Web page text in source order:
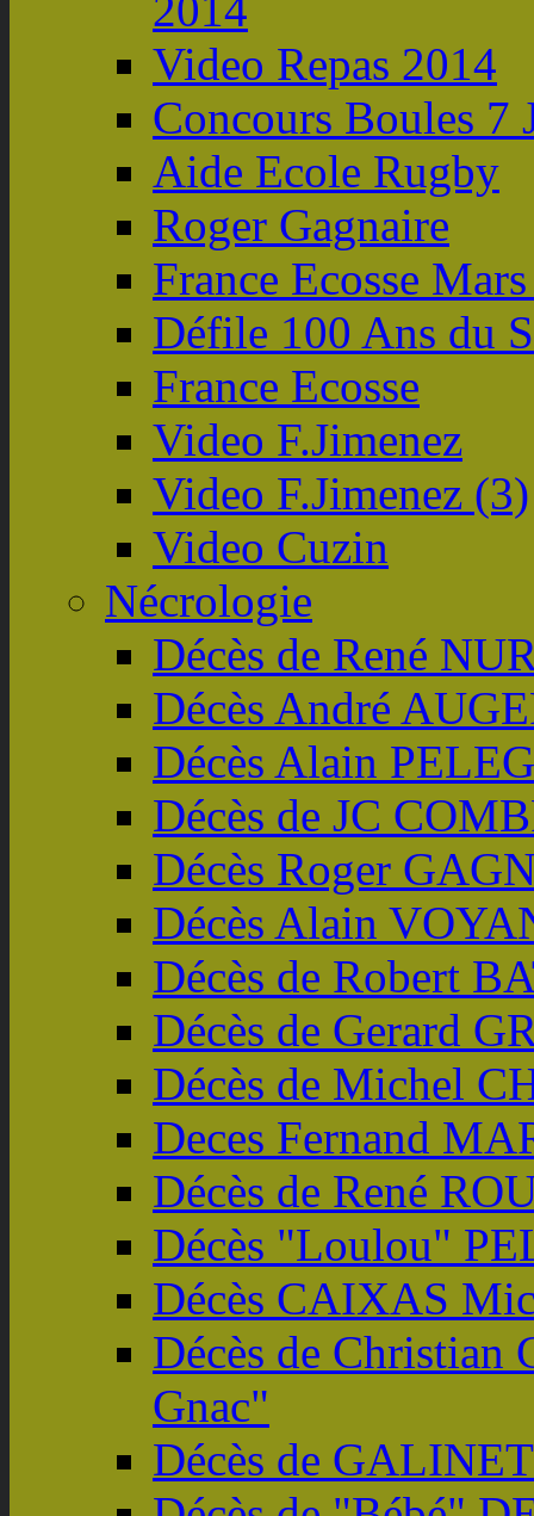
Video Repas 2014
Concours Boules 7
Aide Ecole Rugby
Roger Gagnaire
France Ecosse
Défile 100 Ans du
France Ecosse
Video F.Jimenez
Video F.Jimenez (3)
Video Cuzin
Nécrologie
Décès de René
Décès André
Décès Alain
Décès de JC
Décès Roger
Décès Alain
Décès de Robert
Décès de Gerard
Décès de Michel
Deces Fernand
Décès de René
Décès "Loulou"
Décès CAIXAS
Décès de Christian
Gnac"
Décès de